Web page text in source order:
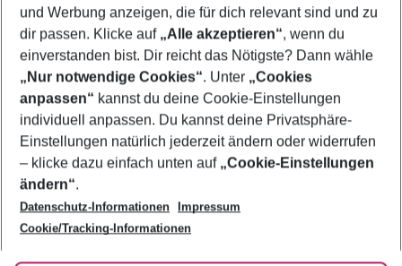
Footer
Footer navigation
Über uns
AGB
Bestpreisgarantie
Cookie-Einstellungen ändern
Cookie-Richtlinie
Agenturbetreuung
Barrierefreies Reisen
Folge uns
und Werbung anzeigen, die für dich relevant sind und zu
dir passen. Klicke auf „Alle akzeptieren“, wenn du
einverstanden bist. Dir reicht das Nötigste? Dann wähle
„Nur notwendige Cookies“. Unter „Cookies
anpassen“ kannst du deine Cookie-Einstellungen
individuell anpassen. Du kannst deine Privatsphäre-
Einstellungen natürlich jederzeit ändern oder widerrufen
– klicke dazu einfach unten auf „Cookie-Einstellungen
ändern“.
Datenschutz-Informationen
Impressum
Cookie/Tracking-Informationen